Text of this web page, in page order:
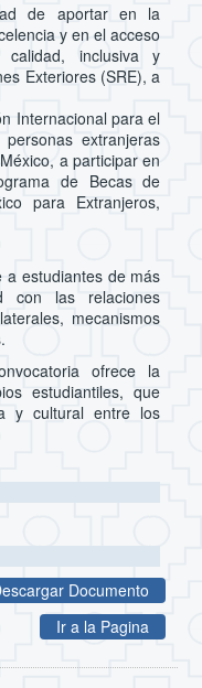
de aportar en la
y en el acceso
inclusiva y
Exteriores (SRE), a
Internacional para el
extranjeras
a participar en
de Becas de
para Extranjeros,
a estudiantes de más
con las relaciones
mecanismos
ofrece la
estudiantiles, que
y cultural entre los
Documento
Ir a la Pagina